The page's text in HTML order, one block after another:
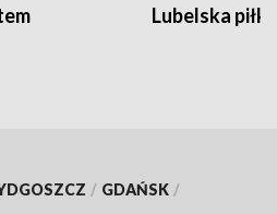
Lubelska piłka
/ GDAŃSK /